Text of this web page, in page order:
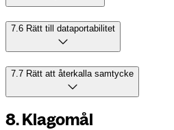
7.6 Rätt till dataportabilitet
7.7 Rätt att återkalla samtycke
8. Klagomål